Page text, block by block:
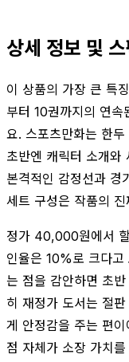
상세 정보 및
이 상품의 가장 큰 특
부터 10권까지의 연속
요. 스포츠만화는 한
초반엔 캐릭터 소개와
본격적인 감정선과 경
세트 구성은 작품의
정가 40,000원에서
인율은 10%로 크다
는 점을 감안하면 초
히 재정가 도서는 절
게 안정감을 주는 편
점 자체가 소장 가치